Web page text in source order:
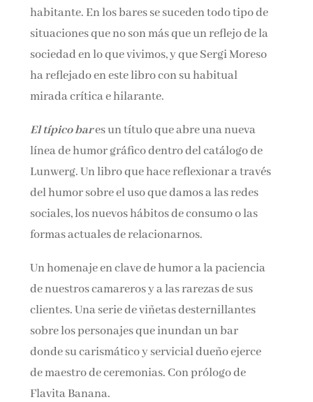
habitante. En los bares se suceden todo tipo de
situaciones que no son más que un reflejo de la
sociedad en lo que vivimos, y que Sergi Moreso
ha reflejado en este libro con su habitual
mirada crítica e hilarante.
El típico bares un título que abre una nueva
línea de humor gráfico dentro del catálogo de
Lunwerg. Un libro que hace reflexionar a través
del humor sobre el uso que damos a las redes
sociales, los nuevos hábitos de consumo o las
formas actuales de relacionarnos.
Un homenaje en clave de humor a la paciencia
de nuestros camareros y a las rarezas de sus
clientes. Una serie de viñetas desternillantes
sobre los personajes que inundan un bar
donde su carismático y servicial dueño ejerce
de maestro de ceremonias. Con prólogo de
Flavita Banana.